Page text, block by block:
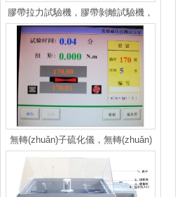
膠帶拉力試驗機，膠帶剝離試驗機，
剝離強度試驗機
無轉(zhuǎn)子硫化儀，無轉(zhuǎn)
子硫化儀供應，無轉(zhuǎn)子硫化儀
價格